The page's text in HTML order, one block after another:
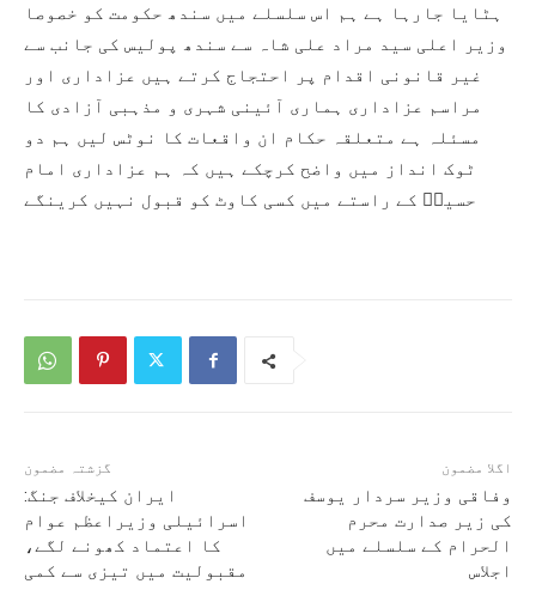
ہٹایا جارہا ہے ہم اس سلسلے میں سندھ حکومت کو خصوصا
وزیر اعلی سید مراد علی شاہ سے سندھ پولیس کی جانب سے
غیر قانونی اقدام پر احتجاج کرتے ہیں عزاداری اور
مراسم عزاداری ہماری آئینی شہری و مذہبی آزادی کا
مسئلہ ہے متعلقہ حکام ان واقعات کا نوٹس لیں ہم دو
ٹوک انداز میں واضح کرچکے ہیں کہ ہم عزاداری امام
حسینؑ کے راستے میں کسی کاوٹ کو قبول نہیں کرینگے
گزشتہ مضمون
ایران کیخلاف جنگ:
اسرائیلی وزیراعظم عوام
کا اعتماد کھونے لگے،
مقبولیت میں تیزی سے کمی
اگلا مضمون
وفاقی وزیر سردار یوسف
کی زیر صدارت محرم
الحرام کے سلسلے میں
اجلاس